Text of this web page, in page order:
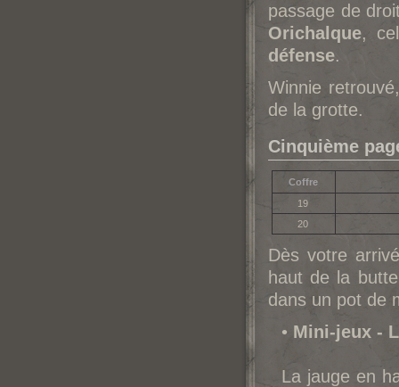
passage de
Orichalque,
défense.
Winnie
de la grotte.
Cinquième
Coffre
19
20
Dès votre
haut de la
dans un pot de
• Mini-jeux -
La jauge en